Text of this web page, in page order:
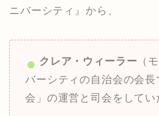
ニバーシティ』から、
クレア・ウィーラー （
バーシティの自治会の会
会」の運営と司会をしてい